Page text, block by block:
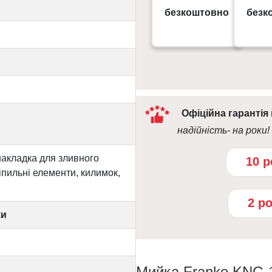
для зливного
елементи, килимок,
безкоштовно
Gorodok Gallery
Офіційна
надійність- на роки!
10
2